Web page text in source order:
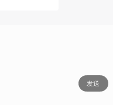
发送